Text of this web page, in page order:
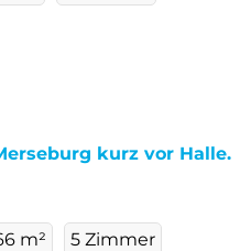
kurz vor Halle.
m² 5 Zimmer